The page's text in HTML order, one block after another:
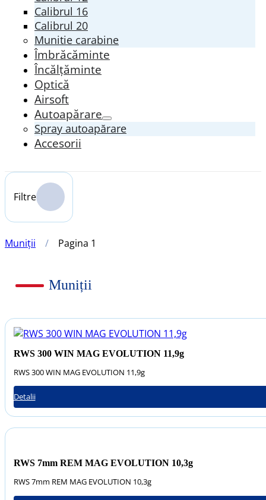
Calibrul 16
Calibrul 20
Munitie carabine
Îmbrăcăminte
Încălțăminte
Optică
Airsoft
Autoapărare
Spray autoapărare
Accesorii
Filtre
Muniții / Pagina 1
Muniții
RWS 300 WIN MAG EVOLUTION 11,9g
RWS 300 WIN MAG EVOLUTION 11,9g
Detalii
RWS 7mm REM MAG EVOLUTION 10,3g
RWS 7mm REM MAG EVOLUTION 10,3g